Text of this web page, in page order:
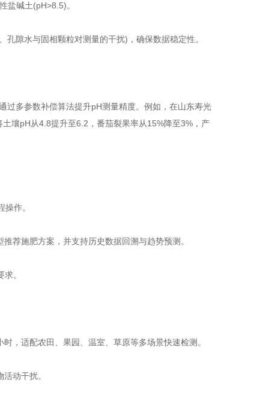
盐碱土(pH>8.5)。
隙水与固相颗粒对测量的干扰)，确保数据稳定性。
多参数补偿算法提升pH测量精度。例如，在山东寿光
壤pH从4.8提升至6.2，番茄裂果率从15%降至3%，产
作。
荐施肥方案，并支持历史数据回溯与趋势预测。
。
适配农田、果园、温室、草原等多场景快速检测。
动干扰。